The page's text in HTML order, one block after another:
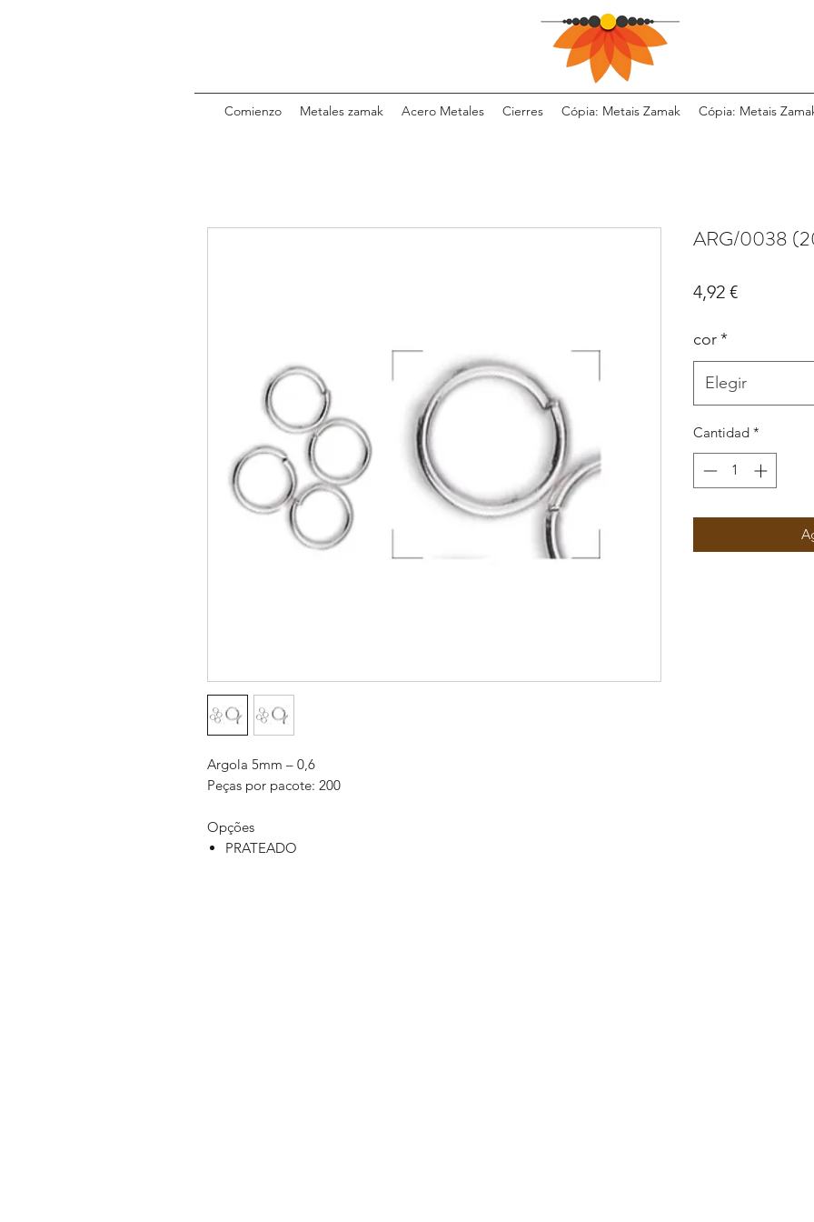
Comienzo Metales zamak Acero Metales Cierres Cópia: Metais Zamak Cópia: Metais
Argola 5mm – 0,6
Peças por pacote: 200
Opções
PRATEADO
ARG/0038
4,92 €Precio
cor*
Elegir
Cantidad *